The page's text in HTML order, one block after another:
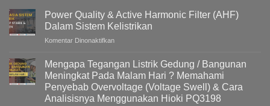
Power Quality & Active Harmonic Filter (AHF)
Dalam Sistem Kelistrikan
Komentar Dinonaktifkanpada
Quality
&
Active
Harmonic
Filter
Mengapa Tegangan Listrik Gedung / Bangunan
Meningkat Pada Malam Hari ? Memahami
Penyebab Overvoltage (Voltage Swell) & Cara
Analisisnya Menggunakan Hioki PQ3198